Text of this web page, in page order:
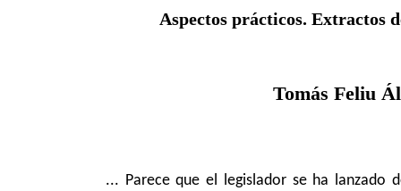
Aspectos prácticos. Extractos
Tomás Feliu
... Parece que el legislador se ha lanzado